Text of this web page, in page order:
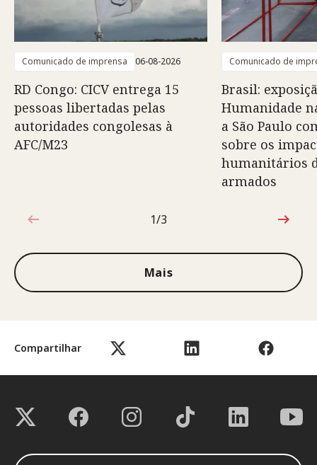
Compartilhar
Comunicado de imprensa 06-08-2026
RD Congo: CICV entrega 15
pessoas libertadas pelas
autoridades congolesas à
AFC/M23
Comunicado de
Brasil:
Humanidade
a São Paulo
sobre os
humanitários
armados
1 de 3
1/3
Mais